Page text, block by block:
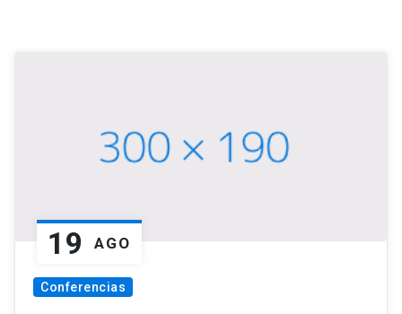
19 AGO
Conferencias